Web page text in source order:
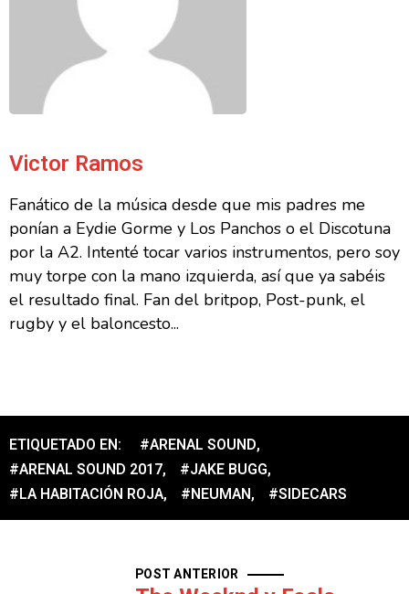
Victor Ramos
Fanático de la música desde que mis padres me
ponían a Eydie Gorme y Los Panchos o el Discotuna
por la A2. Intenté tocar varios instrumentos, pero soy
muy torpe con la mano izquierda, así que ya sabéis
el resultado final. Fan del britpop, Post-punk, el
rugby y el baloncesto...
ETIQUETADO EN: #ARENAL SOUND,
#ARENAL SOUND 2017, #JAKE BUGG,
#LA HABITACIÓN ROJA, #NEUMAN, #SIDECARS
POST ANTERIOR